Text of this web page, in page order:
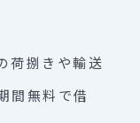
荷捌きや輸送
間無料で借